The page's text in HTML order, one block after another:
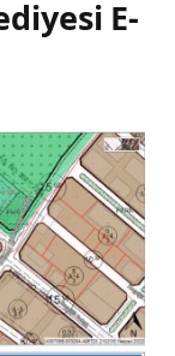
E-